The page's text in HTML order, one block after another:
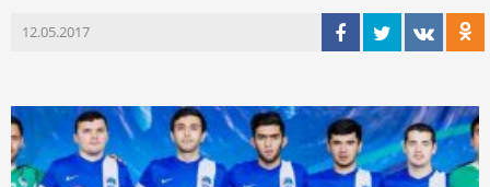
12.05.2017